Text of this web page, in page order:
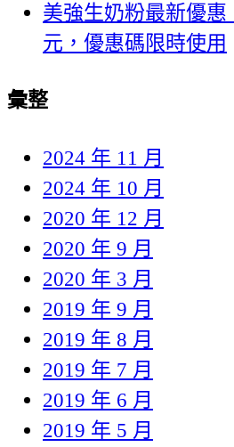
美強生奶粉最新優惠
元，優惠碼限時使用
彙整
2024 年 11 月
2024 年 10 月
2020 年 12 月
2020 年 9 月
2020 年 3 月
2019 年 9 月
2019 年 8 月
2019 年 7 月
2019 年 6 月
2019 年 5 月